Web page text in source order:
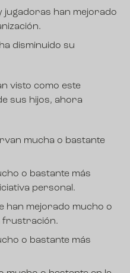
jugadoras han mejorado
disminuido su
visto como este
sus hijos, ahora
mucha o bastante
o bastante más
personal.
han mejorado mucho o
frustración.
o bastante más